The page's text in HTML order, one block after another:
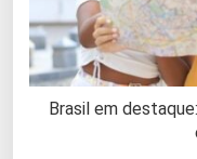
Brasil em